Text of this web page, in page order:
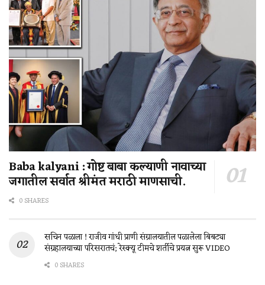
Baba kalyani : गोष्ट बाबा कल्याणी नावाच्या
जगातील सर्वात श्रीमंत मराठी माणसाची.
0 SHARES
सचिन पळाला ! राजीव गांधी प्राणी संग्रालयातील पळालेला बिबट्या
संग्रहालयाच्या परिसरातचं; रेस्क्यू टीमचे शर्तीचे प्रयत्न सुरू VIDEO
0 SHARES